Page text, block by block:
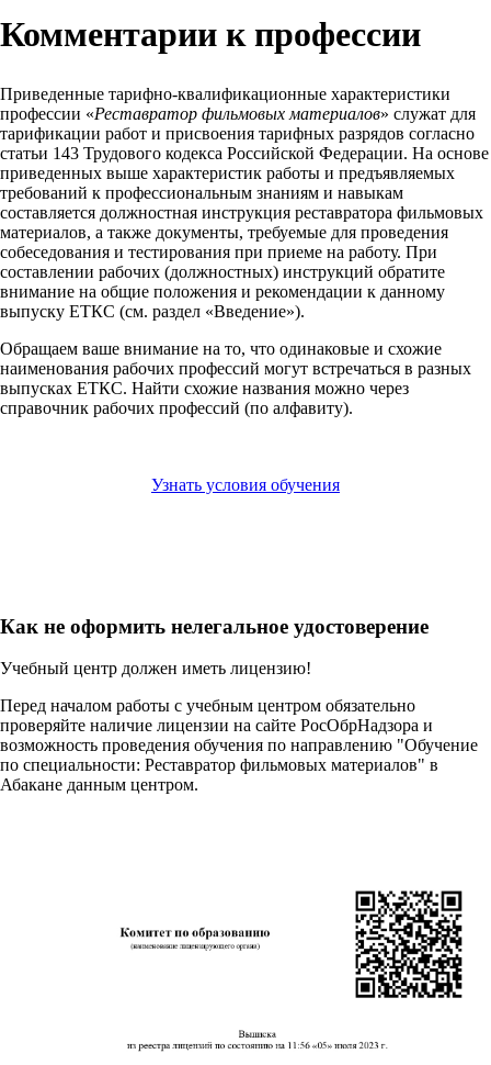
Комментарии к профессии
Приведенные тарифно-квалификационные характеристики
профессии «Реставратор фильмовых материалов» служат для
тарификации работ и присвоения тарифных разрядов согласно
статьи 143 Трудового кодекса Российской Федерации. На основе
приведенных выше характеристик работы и предъявляемых
требований к профессиональным знаниям и навыкам
составляется должностная инструкция реставратора фильмовых
материалов, а также документы, требуемые для проведения
собеседования и тестирования при приеме на работу. При
составлении рабочих (должностных) инструкций обратите
внимание на общие положения и рекомендации к данному
выпуску ЕТКС (см. раздел «Введение»).
Обращаем ваше внимание на то, что одинаковые и схожие
наименования рабочих профессий могут встречаться в разных
выпусках ЕТКС. Найти схожие названия можно через
справочник рабочих профессий (по алфавиту).
Узнать условия обучения
Как не оформить нелегальное удостоверение
Учебный центр должен иметь лицензию!
Перед началом работы с учебным центром обязательно
проверяйте наличие лицензии на сайте РосОбрНадзора и
возможность проведения обучения по направлению "Обучение
по специальности: Реставратор фильмовых материалов" в
Абакане данным центром.